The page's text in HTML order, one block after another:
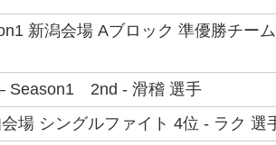
新潟会場 Aブロック 準優勝チー
Season1 2nd - 滑稽 選手
場 シングルファイト 4位 - ラク 選